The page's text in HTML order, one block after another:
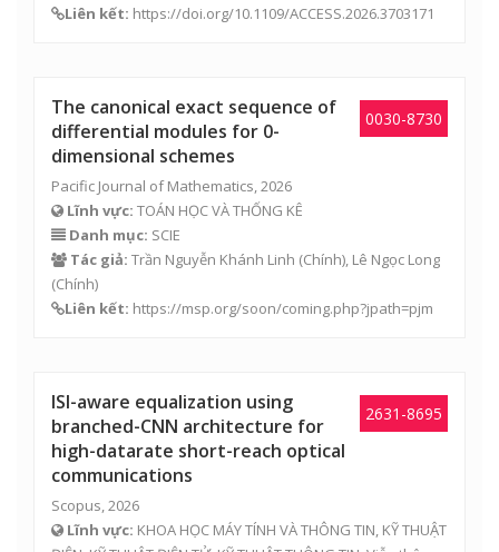
Liên kết: https://doi.org/10.1109/ACCESS.2026.3703171
0030-8730
The canonical exact sequence of
differential modules for 0-
dimensional schemes
Pacific Journal of Mathematics, 2026
Lĩnh vực: TOÁN HỌC VÀ THỐNG KÊ
Danh mục: SCIE
Tác giả: Trần Nguyễn Khánh Linh (Chính), Lê Ngọc Long
(Chính)
Liên kết: https://msp.org/soon/coming.php?jpath=pjm
2631-8695
ISI-aware equalization using
branched-CNN architecture for
high-datarate short-reach optical
communications
Scopus, 2026
Lĩnh vực: KHOA HỌC MÁY TÍNH VÀ THÔNG TIN, KỸ THUẬT